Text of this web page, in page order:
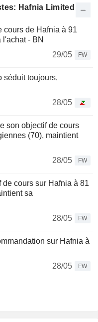
Hafnia Limited
cours de Hafnia à 91
l'achat - BN
29/05
FW
séduit toujours,
28/05
son objectif de cours
(70), maintient
28/05
FW
cours sur Hafnia à 81
sa
28/05
FW
sur Hafnia à
28/05
FW